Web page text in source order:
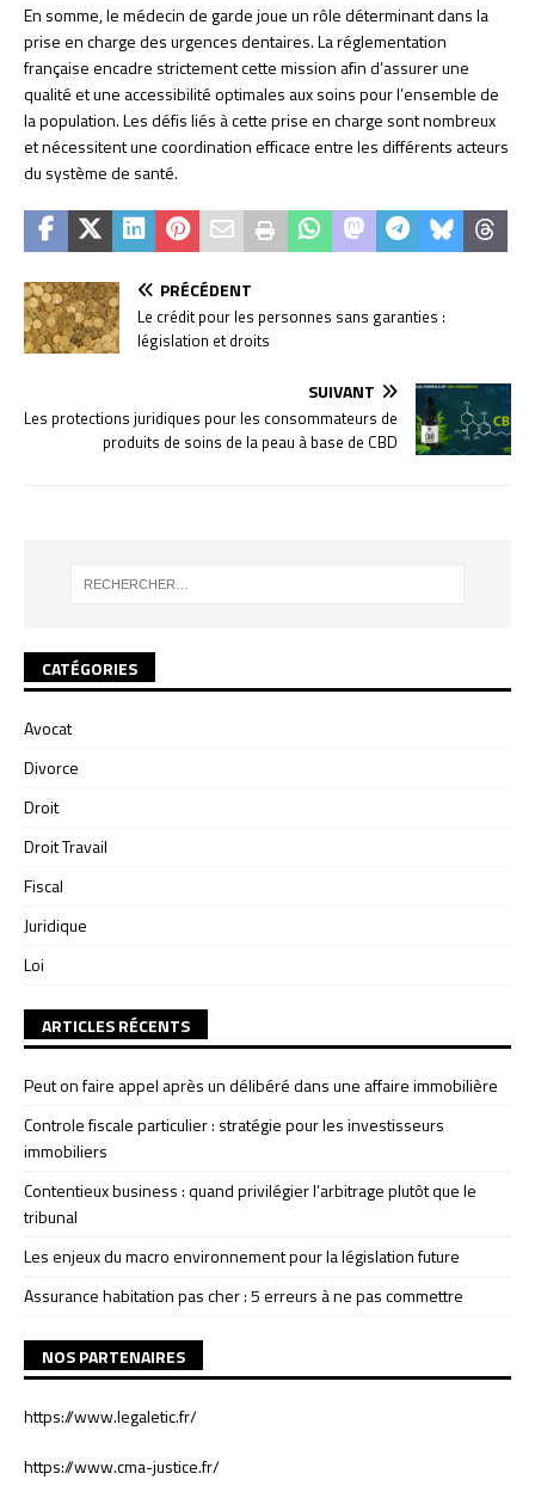
En somme, le médecin de garde joue un rôle déterminant dans la
prise en charge des urgences dentaires. La réglementation
française encadre strictement cette mission afin d’assurer une
qualité et une accessibilité optimales aux soins pour l’ensemble de
la population. Les défis liés à cette prise en charge sont nombreux
et nécessitent une coordination efficace entre les différents acteurs
du système de santé.
PRÉCÉDENT
Le crédit pour les personnes sans garanties :
législation et droits
SUIVANT
Les protections juridiques pour les consommateurs de
produits de soins de la peau à base de CBD
CATÉGORIES
Avocat
Divorce
Droit
Droit Travail
Fiscal
Juridique
Loi
ARTICLES RÉCENTS
Peut on faire appel après un délibéré dans une affaire immobilière
Controle fiscale particulier : stratégie pour les investisseurs
immobiliers
Contentieux business : quand privilégier l’arbitrage plutôt que le
tribunal
Les enjeux du macro environnement pour la législation future
Assurance habitation pas cher : 5 erreurs à ne pas commettre
NOS PARTENAIRES
https://www.legaletic.fr/
https://www.cma-justice.fr/